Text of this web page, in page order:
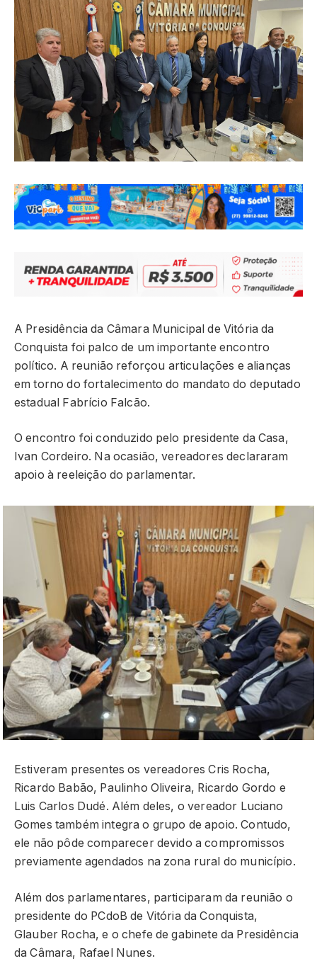
A Presidência da Câmara Municipal de Vitória da
Conquista foi palco de um importante encontro
político. A reunião reforçou articulações e alianças
em torno do fortalecimento do mandato do deputado
estadual Fabrício Falcão.
O encontro foi conduzido pelo presidente da Casa,
Ivan Cordeiro. Na ocasião, vereadores declararam
apoio à reeleição do parlamentar.
Estiveram presentes os vereadores Cris Rocha,
Ricardo Babão, Paulinho Oliveira, Ricardo Gordo e
Luis Carlos Dudé. Além deles, o vereador Luciano
Gomes também integra o grupo de apoio. Contudo,
ele não pôde comparecer devido a compromissos
previamente agendados na zona rural do município.
Além dos parlamentares, participaram da reunião o
presidente do PCdoB de Vitória da Conquista,
Glauber Rocha, e o chefe de gabinete da Presidência
da Câmara, Rafael Nunes.